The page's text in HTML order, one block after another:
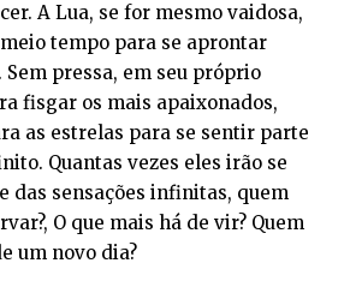
A Lua, se for mesmo vaidosa,
tempo para se aprontar
Sem pressa, em seu próprio
fisgar os mais apaixonados,
as estrelas para se sentir parte
Quantas vezes eles irão se
das sensações infinitas, quem
O que mais há de vir? Quem
um novo dia?